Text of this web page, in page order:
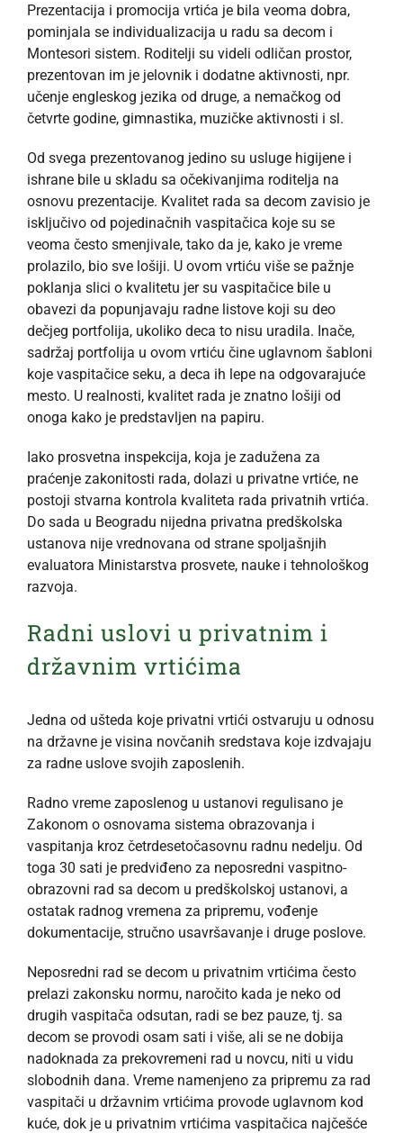
Prezentacija i promocija vrtića je bila veoma dobra,
pominjala se individualizacija u radu sa decom i
Montesori sistem. Roditelji su videli odličan prostor,
prezentovan im je jelovnik i dodatne aktivnosti, npr.
učenje engleskog jezika od druge, a nemačkog od
četvrte godine, gimnastika, muzičke aktivnosti i sl.
Od svega prezentovanog jedino su usluge higijene i
ishrane bile u skladu sa očekivanjima roditelja na
osnovu prezentacije. Kvalitet rada sa decom zavisio je
isključivo od pojedinačnih vaspitačica koje su se
veoma često smenjivale, tako da je, kako je vreme
prolazilo, bio sve lošiji. U ovom vrtiću više se pažnje
poklanja slici o kvalitetu jer su vaspitačice bile u
obavezi da popunjavaju radne listove koji su deo
dečjeg portfolija, ukoliko deca to nisu uradila. Inače,
sadržaj portfolija u ovom vrtiću čine uglavnom šabloni
koje vaspitačice seku, a deca ih lepe na odgovarajuće
mesto. U realnosti, kvalitet rada je znatno lošiji od
onoga kako je predstavljen na papiru.
Iako prosvetna inspekcija, koja je zadužena za
praćenje zakonitosti rada, dolazi u privatne vrtiće, ne
postoji stvarna kontrola kvaliteta rada privatnih vrtića.
Do sada u Beogradu nijedna privatna predškolska
ustanova nije vrednovana od strane spoljašnjih
evaluatora Ministarstva prosvete, nauke i tehnološkog
razvoja.
Radni uslovi u privatnim i
državnim vrtićima
Jedna od ušteda koje privatni vrtići ostvaruju u odnosu
na državne je visina novčanih sredstava koje izdvajaju
za radne uslove svojih zaposlenih.
Radno vreme zaposlenog u ustanovi regulisano je
Zakonom o osnovama sistema obrazovanja i
vaspitanja kroz četrdesetočasovnu radnu nedelju. Od
toga 30 sati je predviđeno za neposredni vaspitno-
obrazovni rad sa decom u predškolskoj ustanovi, a
ostatak radnog vremena za pripremu, vođenje
dokumentacije, stručno usavršavanje i druge poslove.
Neposredni rad se decom u privatnim vrtićima često
prelazi zakonsku normu, naročito kada je neko od
drugih vaspitača odsutan, radi se bez pauze, tj. sa
decom se provodi osam sati i više, ali se ne dobija
nadoknada za prekovremeni rad u novcu, niti u vidu
slobodnih dana. Vreme namenjeno za pripremu za rad
vaspitači u državnim vrtićima provode uglavnom kod
kuće, dok je u privatnim vrtićima vaspitačica najčešće